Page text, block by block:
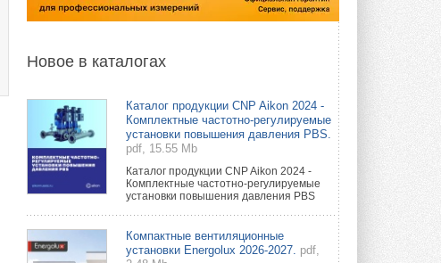
Новое в каталогах
Каталог продукции CNP Aikon 2024 -
Комплектные частотно-регулируемые
установки повышения давления PBS.
pdf, 15.55 Mb
Каталог продукции CNP Aikon 2024 -
Комплектные частотно-регулируемые
установки повышения давления PBS
Компактные вентиляционные
установки Energolux 2026-2027. pdf,